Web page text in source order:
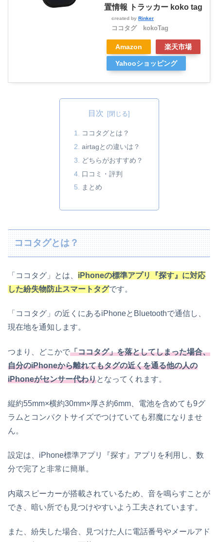
置情報 トラッカー koko tag
created by Rinker
ココタグ kokoTag
Amazon 楽天市場
Yahooショッピング
目次
ココタグとは？
airtagとの違いは？
どちらがおすすめ？
口コミ・評判
まとめ
ココタグとは？
「ココタグ」とは、 iPhoneの標準アプリ『探す』に対応
した紛失物防止スマートタグです。
「ココタグ」の近くにあるiPhoneとBluetoothで通信し、
現在地を通知します。
つまり、どこかで「ココタグ」を落としてしまった場合、
自分のiPhoneから離れてもタグの近くを通る他の人の
iPhoneがセンサー代わりとなってくれます。
縦約55mm×横約30mm×厚さ約6mm、電池を含めても9グ
ラムとコンパクトサイズでつけていても邪魔になりませ
ん。
設定は、iPhone標準アプリ『探す』アプリを利用し、数
分で完了と非常に簡単。
内蔵スピーカーが搭載されているため、音を鳴らすことが
でき、暗い所でも見つけやすいよう工夫されています。
また、紛失した場合、見つけた人に電話番号やメールアド